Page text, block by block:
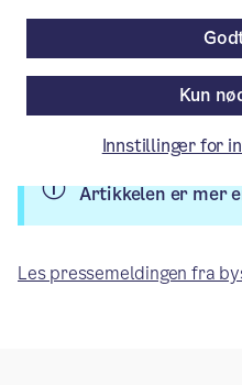
Oslo. Se
/ Publisert:
Av Byrådslederens kontor
Artikkelen er mer
Les pressemeldingen fra
Kun
Innstillinger for